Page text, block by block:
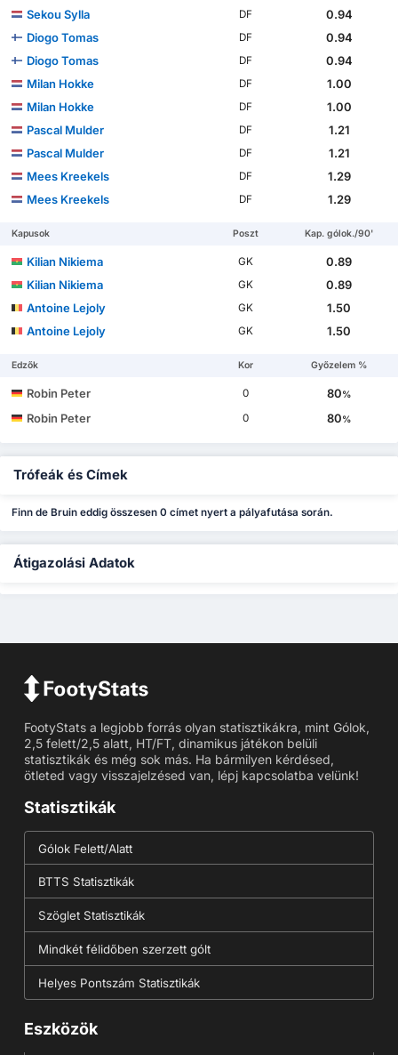
Sekou Sylla
DF
0.94
Diogo Tomas
DF
0.94
Diogo Tomas
DF
0.94
Milan Hokke
DF
1.00
Milan Hokke
DF
1.00
Pascal Mulder
DF
1.21
Pascal Mulder
DF
1.21
Mees Kreekels
DF
1.29
Mees Kreekels
DF 1.29
Kapusok Poszt Kap. gólok./90'
Kilian Nikiema GK
0.89
Kilian Nikiema
GK
0.89
Antoine Lejoly
GK
1.50
Antoine Lejoly
GK 1.50
Edzők Kor Győzelem %
Robin Peter 0 80%
Robin Peter 0 80%
Trófeák és Címek
Finn de Bruin eddig összesen 0 címet nyert a pályafutása során.
Átigazolási Adatok
FootyStats a legjobb forrás olyan statisztikákra, mint Gólok,
2,5 felett/2,5 alatt, HT/FT, dinamikus játékon belüli
statisztikák és még sok más. Ha bármilyen kérdésed,
ötleted vagy visszajelzésed van, lépj kapcsolatba velünk!
Statisztikák
Gólok Felett/Alatt
BTTS Statisztikák
Szöglet Statisztikák
Mindkét félidőben szerzett gólt
Helyes Pontszám Statisztikák
Eszközök